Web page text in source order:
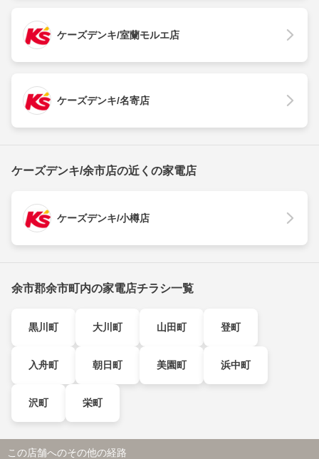
ケーズデンキ/室蘭モルエ店
ケーズデンキ/名寄店
ケーズデンキ/余市店の近くの家電店
ケーズデンキ/小樽店
余市郡余市町内の家電店チラシ一覧
黒川町 大川町 山田町 登町
入舟町 朝日町 美園町 浜中町
沢町 栄町
この店舗へのその他の経路